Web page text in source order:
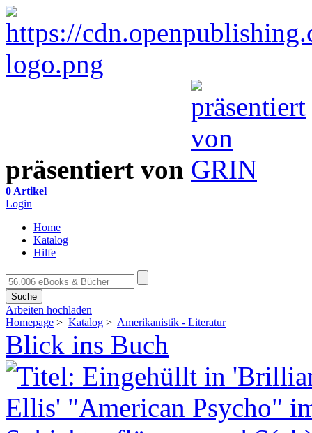
präsentiert von
0 Artikel
Login
Home
Katalog
Hilfe
Suche
Arbeiten hochladen
Homepage > Katalog > Amerikanistik - Literatur
Blick ins Buch